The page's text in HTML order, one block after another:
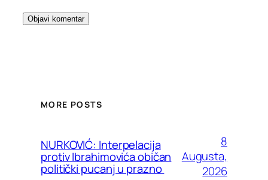
MORE POSTS
NURKOVIĆ: Interpelacija
protiv Ibrahimovića običan
politički pucanj u prazno
8
Augusta,
2026